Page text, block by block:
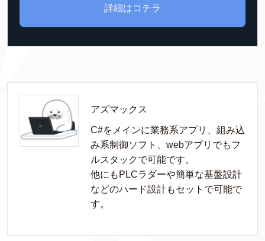
詳細はコチラ
アズマックス
C#をメインに業務系アプリ、組み込
み系制御ソフト、webアプリでもフ
ルスタックで可能です。
他にもPLCラダーや簡単な基盤設計
などのハード設計もセットで可能で
す。